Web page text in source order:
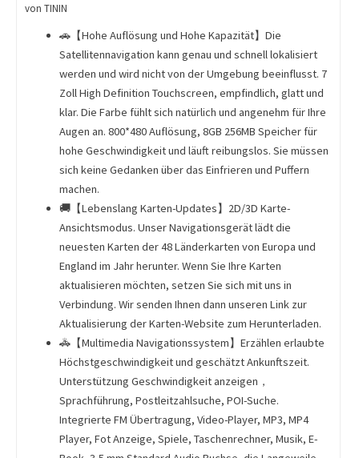
von TININ
🚗【Hohe Auflösung und Hohe Kapazität】Die
Satellitennavigation kann genau und schnell lokalisiert
werden und wird nicht von der Umgebung beeinflusst. 7
Zoll High Definition Touchscreen, empfindlich, glatt und
klar. Die Farbe fühlt sich natürlich und angenehm für Ihre
Augen an. 800*480 Auflösung, 8GB 256MB Speicher für
hohe Geschwindigkeit und läuft reibungslos. Sie müssen
sich keine Gedanken über das Einfrieren und Puffern
machen.
🚚【Lebenslang Karten-Updates】2D/3D Karte-
Ansichtsmodus. Unser Navigationsgerät lädt die
neuesten Karten der 48 Länderkarten von Europa und
England im Jahr herunter. Wenn Sie Ihre Karten
aktualisieren möchten, setzen Sie sich mit uns in
Verbindung. Wir senden Ihnen dann unseren Link zur
Aktualisierung der Karten-Website zum Herunterladen.
🚓【Multimedia Navigationssystem】Erzählen erlaubte
Höchstgeschwindigkeit und geschätzt Ankunftszeit.
Unterstützung Geschwindigkeit anzeigen，
Sprachführung, Postleitzahlsuche, POI-Suche.
Integrierte FM Übertragung, Video-Player, MP3, MP4
Player, Fot Anzeige, Spiele, Taschenrechner, Musik, E-